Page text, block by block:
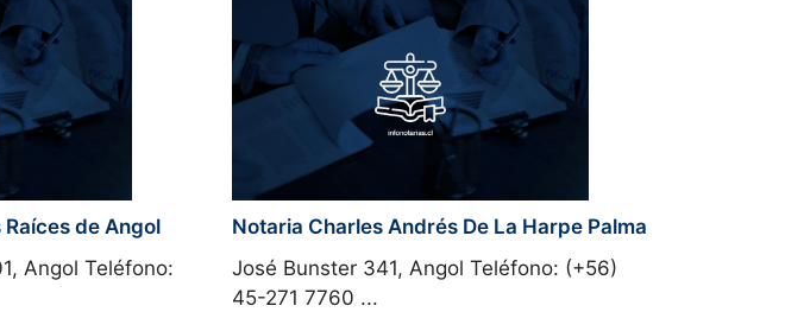
de Angol
Angol Teléfono:
Notaria Charles Andrés De La Harpe Palma
José Bunster 341, Angol Teléfono: (+56)
45-271 7760 ...